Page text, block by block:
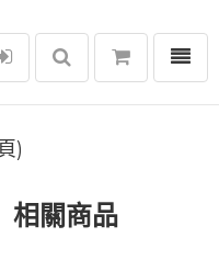
選單
)
相關商品